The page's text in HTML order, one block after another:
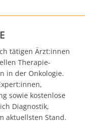
tätigen Ärzt:innen
Therapie-
in der Onkologie.
sowie kostenlose
Diagnostik,
aktuellsten Stand.